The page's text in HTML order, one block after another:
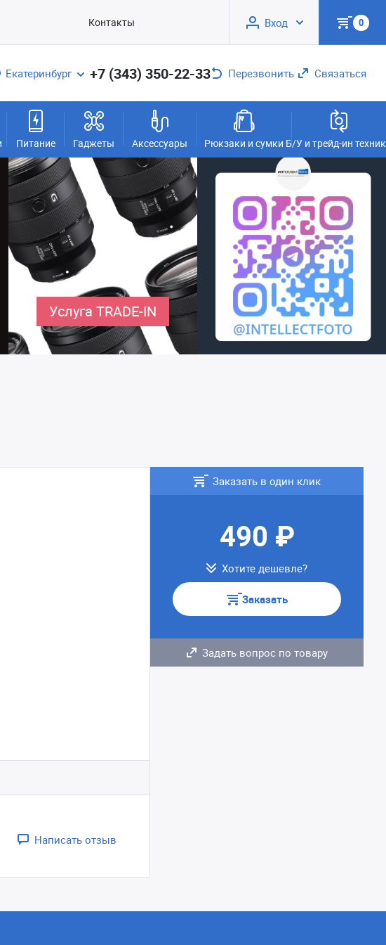
Контакты Вход 0
Екатеринбург +7 (343) 350-22-33 Перезвонить Связаться
Питание Гаджеты Аксессуары Рюкзаки и сумки Б/У и трейд-ин
Услуга TRADE-IN
Написать отзыв
Заказать в один клик
490 ₽
Хотите дешевле?
Заказать
Задать вопрос по товару